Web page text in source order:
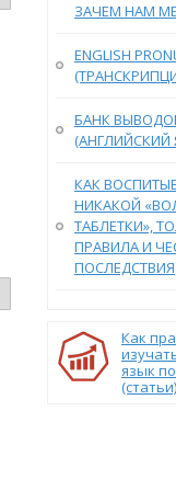
ЗАЧЕМ НАМ
ENGLISH
БАНК
(АНГЛИЙСКИЙ
КАК
НИКАКОЙ
ТАБЛЕТКИ»,
ПРАВИЛА И
ПОСЛЕДСТВИЯ
Как
язык
(статьи)